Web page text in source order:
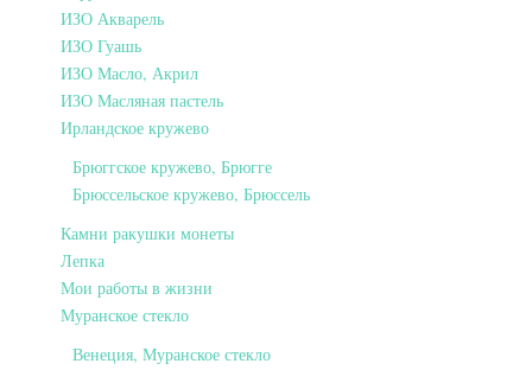
ИЗО Акварель
ИЗО Гуашь
ИЗО Масло, Акрил
ИЗО Масляная пастель
Ирландское кружево
Брюггское кружево, Брюгге
Брюссельское кружево, Брюссель
Камни ракушки монеты
Лепка
Мои работы в жизни
Муранское стекло
Венеция, Муранское стекло